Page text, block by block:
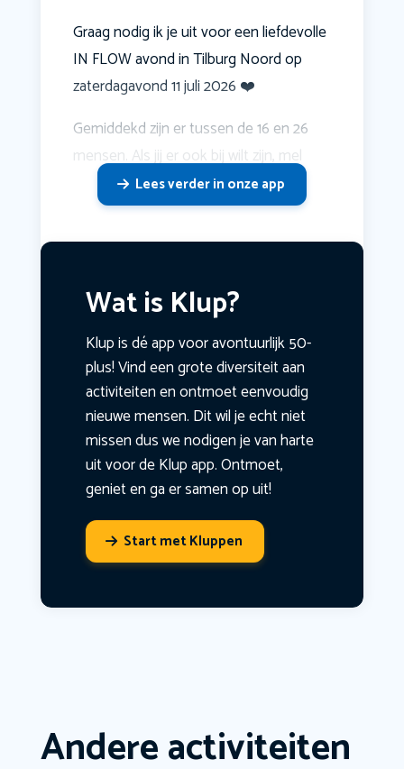
Graag nodig ik je uit voor een liefdevolle
IN FLOW avond in Tilburg Noord op
zaterdagavond 11 juli 2026 ❤️
Gemiddekd zijn er tussen de 16 en 26
mensen. Als jij er ook bij wilt zijn, mel
Lees verder in onze app
Wat is Klup?
Klup is dé app voor avontuurlijk 50-
plus! Vind een grote diversiteit aan
activiteiten en ontmoet eenvoudig
nieuwe mensen. Dit wil je echt niet
missen dus we nodigen je van harte
uit voor de Klup app. Ontmoet,
geniet en ga er samen op uit!
Start met Kluppen
Andere activiteiten